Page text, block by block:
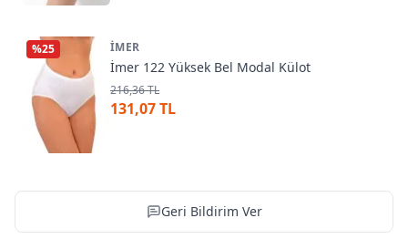
%25 İMER
İmer 122 Yüksek Bel Modal Külot
216,36 TL
131,07 TL
Geri Bildirim Ver